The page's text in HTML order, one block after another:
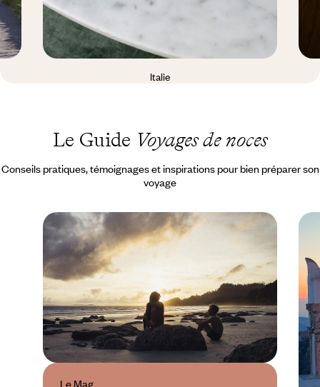
Italie
Le Guide Voyages de noces
Conseils pratiques, témoignages et inspirations pour bien préparer son
voyage
Le Mag